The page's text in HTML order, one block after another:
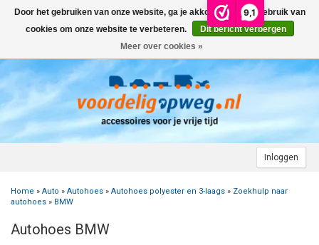
9,1
Inloggen
Menu
FIETSENDRAGER
FIETSENDRAGER OP DE TREKHAAK
FIETSENDRAGER VOOR ELEKTRISCHE FIETSEN
TWINNY LOAD ONDERDELEN
DAKDRAGERS
FORD
OPEL
+
AUTOHOES POLYESTER EN 3-LAAGS
DAKHOES POLYESTER
WIELDOPPEN
12 INCH
LAADKABEL ELEKTRISCHE AUTO
CAMPER
WIELDOPPEN
+
ZOEKHULP NAAR CAMPERHOES
INFORMATIE OVER CAMPERHOEZEN
SNEEUWKETTINGEN
PECH ONDERWEG
AANHANGWAGEN
ACCESSOIRES
INFORMATIE OVER STEKKERS & STEKKERDOZEN
ONDERDELEN
+
ACCULADER
ACCESSOIRES
CARAVAN
ACCULADER
TOPDEALS
Home » Auto » Autohoes » Autohoes polyester en 3-laags » Zoekhulp naar
autohoes » BMW
Autohoes BMW
Door het gebruiken van onze website, ga je akkoord met het gebruik van
cookies om onze website te verbeteren.
Dit bericht verbergen
Meer over cookies »